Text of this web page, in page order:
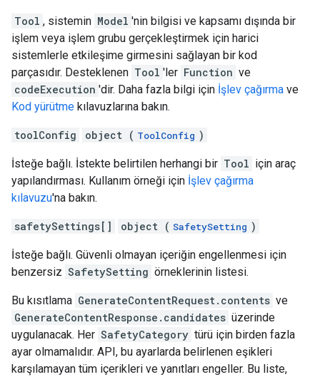
Tool , sistemin Model 'nin bilgisi ve kapsamı dışında bir
işlem veya işlem grubu gerçekleştirmek için harici
sistemlerle etkileşime girmesini sağlayan bir kod
parçasıdır. Desteklenen Tool 'ler Function ve
codeExecution 'dir. Daha fazla bilgi için İşlev çağırma ve
Kod yürütme kılavuzlarına bakın.
toolConfig object ( ToolConfig )
İsteğe bağlı. İstekte belirtilen herhangi bir Tool için araç
yapılandırması. Kullanım örneği için İşlev çağırma
kılavuzu'na bakın.
safetySettings[] object ( SafetySetting )
İsteğe bağlı. Güvenli olmayan içeriğin engellenmesi için
benzersiz SafetySetting örneklerinin listesi.
Bu kısıtlama GenerateContentRequest.contents ve
GenerateContentResponse.candidates üzerinde
uygulanacak. Her SafetyCategory türü için birden fazla
ayar olmamalıdır. API, bu ayarlarda belirlenen eşikleri
karşılamayan tüm içerikleri ve yanıtları engeller. Bu liste,